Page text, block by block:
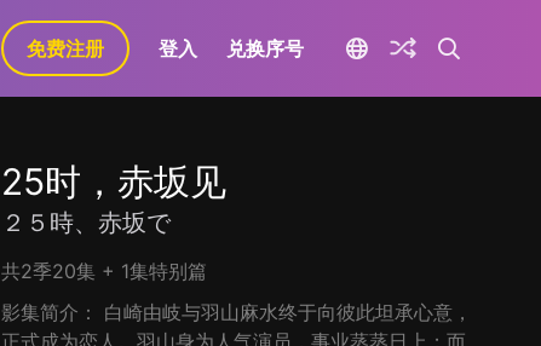
免费注册 登入 兑换序号
25时，赤坂见
２５時、赤坂で
共2季20集 + 1集特别篇
影集简介： 白崎由岐与羽山麻水终于向彼此坦承心意，
正式成为恋人。羽山身为人气演员，事业蒸蒸日上；而